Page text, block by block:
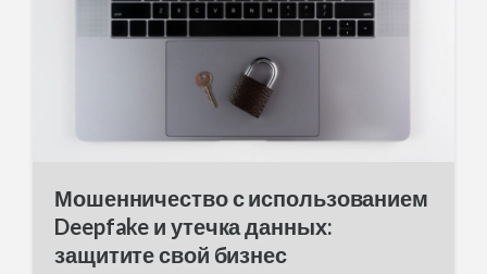
Мошенничество с использованием
Deepfake и утечка данных:
защитите свой бизнес